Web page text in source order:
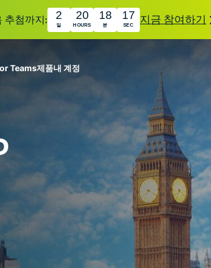
추첨까지: 2
일
20
HOURS
18
분
16
SEC 지금 참여하기
113개 국가의 서버
초고속 VPN
게임용 VPN
독으로 종합적인 첨단 개인정보 보호 및 보안 도구를 이
한 작동으로 더욱 탁월한 디지털 라이프를 선사합니다.
기
사용 방법
암호화 정보
Teams제품
지역에서 사용
가능한 무료
Intego
Award-
antivirus,
firewall,
system tools,
and more.
내 계정